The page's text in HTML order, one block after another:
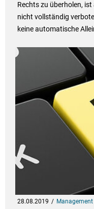
Rechts zu überholen,
nicht vollständig
keine automatische
28.08.2019 Management